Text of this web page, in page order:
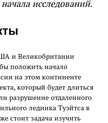
исследований.
и Великобритании
положить начало
на этом континенте
который будет длиться
разрушение отдаленного
ледника Туэйтса в
стоит задача изучить